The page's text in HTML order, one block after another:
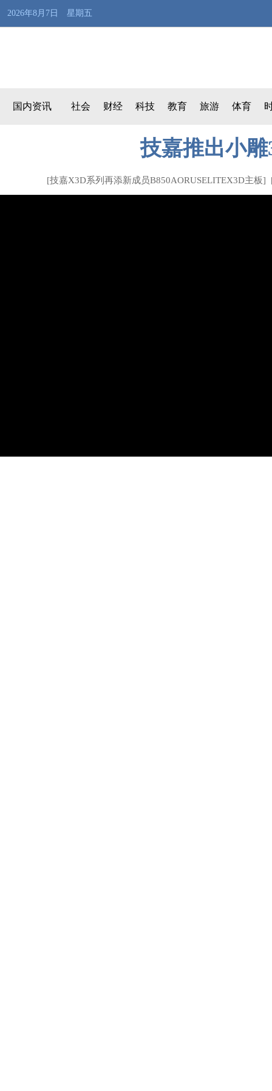
2026年8月7日 星期五
国内资讯 社会 财经 科技 教育 旅游 体育
技嘉推出小
[技嘉X3D系列再添新成员B850AORUSELITEX3D主板]